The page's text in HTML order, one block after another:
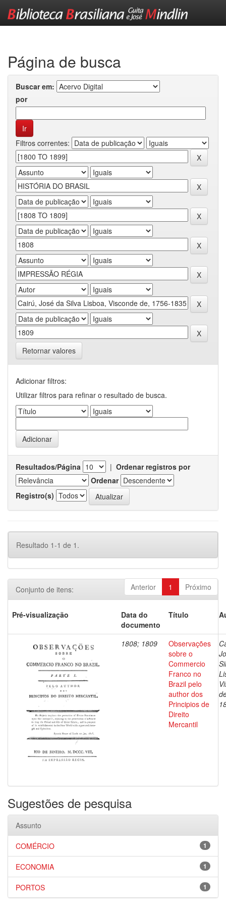
Página de busca
Buscar em:
por
Filtros correntes:
Retornar valores
Adicionar filtros:
Utilizar filtros para refinar o resultado de busca.
Resultados/Página | Ordenar registros por
Ordenar
Registro(s)
Resultado 1-1 de 1.
Anterior 1 Próximo
Conjunto de itens:
Pré-visualização
Data do
documento
Título
1808; 1809
Observações
sobre o
Commercio
Franco no
Brazil pelo
author dos
Principios de
Direito
Mercantil
Sugestões de pesquisa
Assunto
1
COMÉRCIO
1
ECONOMIA
1
PORTOS